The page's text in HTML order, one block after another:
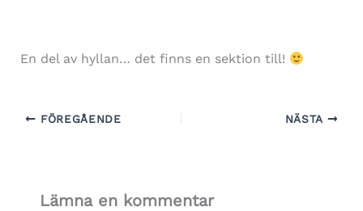
En del av hyllan… det finns en sektion till!
FÖREGÅENDE NÄSTA
Lämna en kommentar